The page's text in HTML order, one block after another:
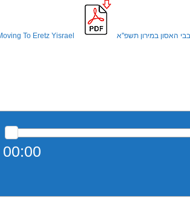
האסון במירון תשפ''א To Eretz Yisrael
00:00